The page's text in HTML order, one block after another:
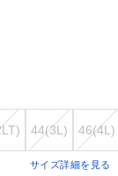
44(3L) 46(4L)
サイズ詳細を見る